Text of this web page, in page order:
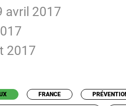
avril 2017
2017
FRANCE